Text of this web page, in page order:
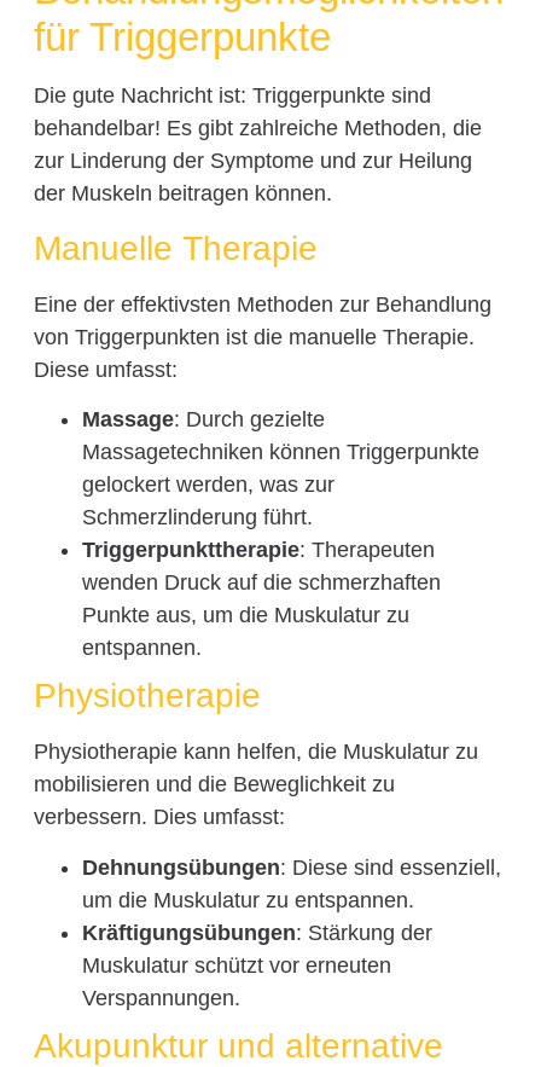
für Triggerpunkte
Die gute Nachricht ist: Triggerpunkte sind
behandelbar! Es gibt zahlreiche Methoden, die
zur Linderung der Symptome und zur Heilung
der Muskeln beitragen können.
Manuelle Therapie
Eine der effektivsten Methoden zur Behandlung
von Triggerpunkten ist die manuelle Therapie.
Diese umfasst:
Massage: Durch gezielte
Massagetechniken können Triggerpunkte
gelockert werden, was zur
Schmerzlinderung führt.
Triggerpunkttherapie: Therapeuten
wenden Druck auf die schmerzhaften
Punkte aus, um die Muskulatur zu
entspannen.
Physiotherapie
Physiotherapie kann helfen, die Muskulatur zu
mobilisieren und die Beweglichkeit zu
verbessern. Dies umfasst:
Dehnungsübungen: Diese sind essenziell,
um die Muskulatur zu entspannen.
Kräftigungsübungen: Stärkung der
Muskulatur schützt vor erneuten
Verspannungen.
Akupunktur und alternative